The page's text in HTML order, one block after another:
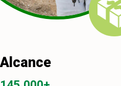
Alcance